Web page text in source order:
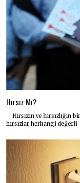
Hırsız Mı?
Hırsızın ve hırsızlığın
hırsızlar herhangi değerli